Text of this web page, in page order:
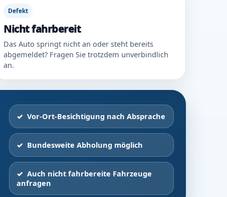
Defekt
Nicht fahrbereit
Das Auto springt nicht an oder steht bereits
abgemeldet? Fragen Sie trotzdem unverbindlich
an.
Vor-Ort-Besichtigung nach Absprache
Bundesweite Abholung möglich
Auch nicht fahrbereite Fahrzeuge
anfragen